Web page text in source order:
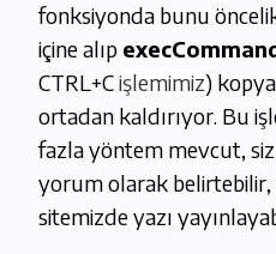
fonksiyonda bunu
içine alıp
CTRL+Cişlemimiz)
ortadan kaldırıyor. Bu
fazla yöntem mevcut,
yorum olarak
sitemizde yazı